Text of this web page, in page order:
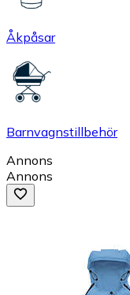
Åkpåsar
Barnvagnstillbehör
Annons
Annons